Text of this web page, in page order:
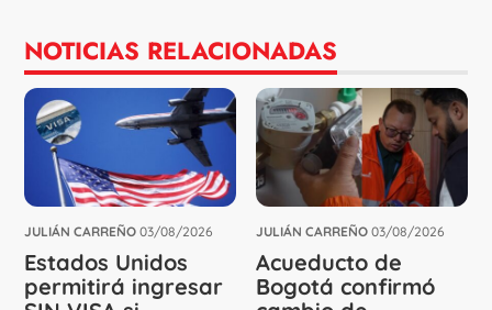
NOTICIAS RELACIONADAS
JULIÁN CARREÑO 03/08/2026
Estados Unidos
permitirá ingresar
JULIÁN CARREÑO 03/08/2026
Acueducto de
Bogotá confirmó